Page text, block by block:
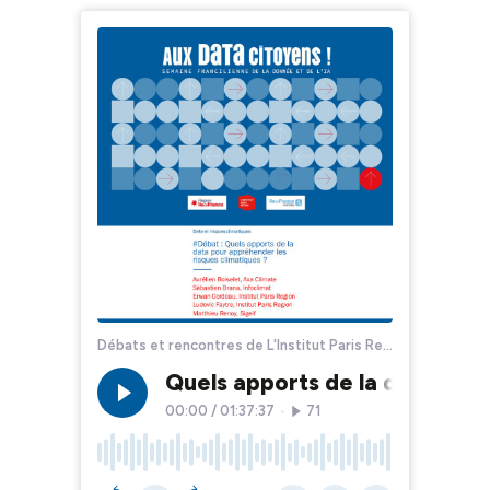
Débats et rencontres de L'Institut Paris Region
Quels apports de la data
00:00 / 01:37:37 71